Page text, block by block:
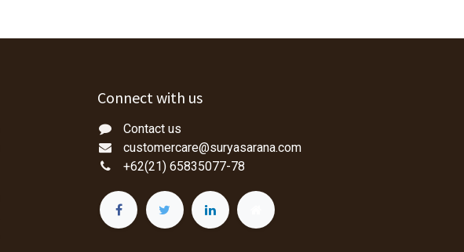
Connect with us
Contact us
customercare@suryasarana.com
+62(21) 65835077-78